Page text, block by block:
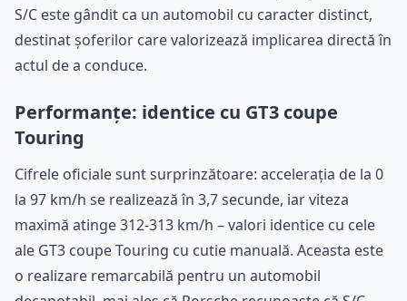
S/C este gândit ca un automobil cu caracter distinct,
destinat șoferilor care valorizează implicarea directă în
actul de a conduce.
Performanțe: identice cu GT3 coupe
Touring
Cifrele oficiale sunt surprinzătoare: accelerația de la 0
la 97 km/h se realizează în 3,7 secunde, iar viteza
maximă atinge 312-313 km/h – valori identice cu cele
ale GT3 coupe Touring cu cutie manuală. Aceasta este
o realizare remarcabilă pentru un automobil